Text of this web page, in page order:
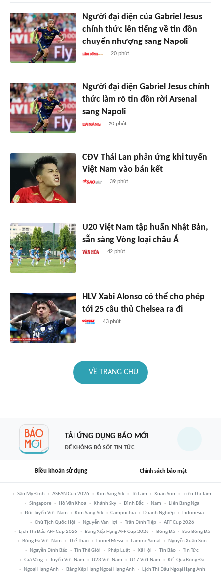
Người đại diện của Gabriel Jesus
chính thức lên tiếng về tin đồn
chuyển nhượng sang Napoli
20 phút
Người đại diện Gabriel Jesus chính
thức làm rõ tin đồn rời Arsenal
sang Napoli
20 phút
CĐV Thái Lan phản ứng khi tuyển
Việt Nam vào bán kết
39 phút
U20 Việt Nam tập huấn Nhật Bản,
sẵn sàng Vòng loại châu Á
42 phút
HLV Xabi Alonso có thể cho phép
tới 25 cầu thủ Chelsea ra đi
43 phút
VỀ TRANG CHỦ
TẢI ỨNG DỤNG BÁO MỚI
ĐỂ KHÔNG BỎ SÓT TIN TỨC
Điều khoản sử dụng Chính sách bảo mật
Sân Mỹ Đình ASEAN Cup 2026 Kim Sang Sik Tô Lâm Xuân Son
Triệu Thị Tâm
Singapore
Hồ Văn Khoa Khánh Sky Đình Bắc Năm
Liên Bang Nga
Đội Tuyển Việt Nam
Kim Sang-Sik Campuchia Doanh Nghiệp
Indonesia
Chủ Tịch Quốc Hội
Nguyễn Văn Hợi Trần Đình Tiệp
AFF Cup 2026
Lịch Thi Đấu AFF Cup 2026
Bảng Xếp Hạng AFF Cup 2026 Bóng Đá
Báo Bóng Đá
Bóng Đá Việt Nam
Thể Thao Lionel Messi Lamine Yamal
Nguyễn Xuân Son
Nguyễn Đình Bắc
Tin Thế Giới Pháp Luật Xã Hội Tin Bão
Tin Tức
Giá Vàng
Tuyển Việt Nam U23 Việt Nam U17 Việt Nam
Kết Quả Bóng Đá
Ngoại Hạng Anh
Bảng Xếp Hạng Ngoại Hạng Anh Lịch Thi Đấu Ngoại Hạng Anh